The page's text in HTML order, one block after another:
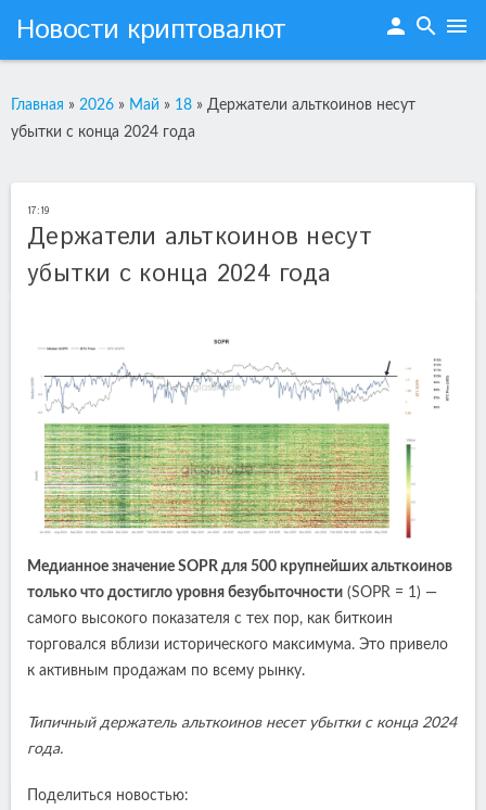
Новости криптовалют person search menu
Главная » 2026 » Май » 18 » Держатели альткоинов несут
убытки с конца 2024 года
17:19
Держатели альткоинов несут
убытки с конца 2024 года
Медианное значение SOPR для 500 крупнейших альткоинов
только что достигло уровня безубыточности (SOPR = 1) —
самого высокого показателя с тех пор, как биткоин
торговался вблизи исторического максимума. Это привело
к активным продажам по всему рынку.
Типичный держатель альткоинов несет убытки с конца 2024
года.
Поделиться новостью: